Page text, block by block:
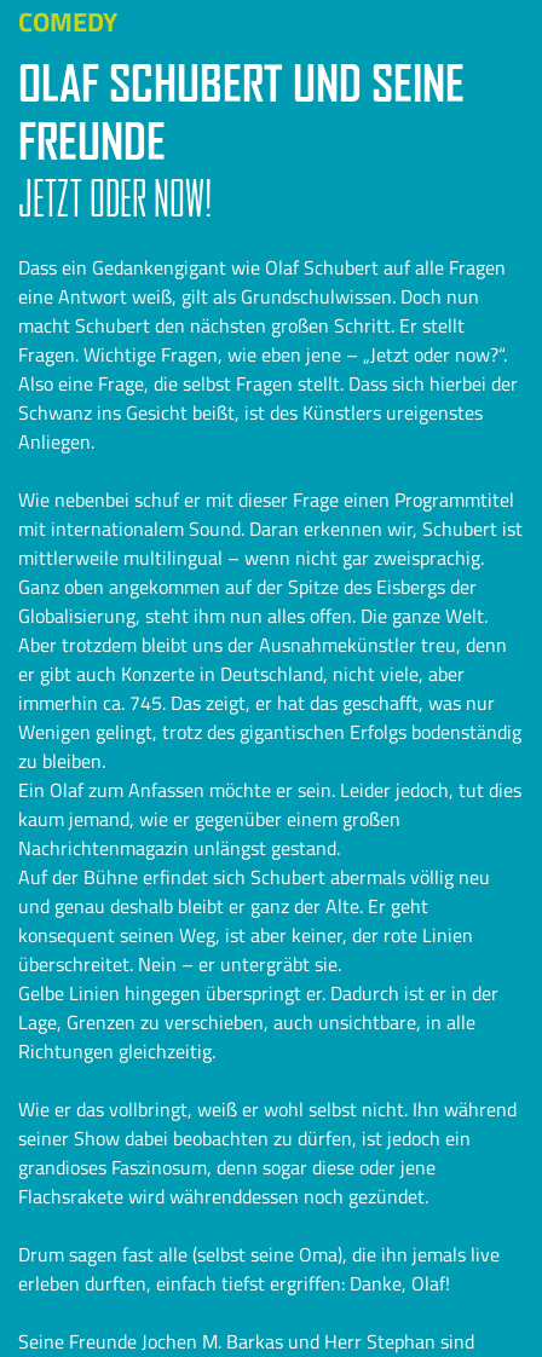
COMEDY
OLAF SCHUBERT UND SEINE
FREUNDE
JETZT ODER NOW!
Dass ein Gedankengigant wie Olaf Schubert auf alle Fragen
eine Antwort weiß, gilt als Grundschulwissen. Doch nun
macht Schubert den nächsten großen Schritt. Er stellt
Fragen. Wichtige Fragen, wie eben jene – „Jetzt oder now?“.
Also eine Frage, die selbst Fragen stellt. Dass sich hierbei der
Schwanz ins Gesicht beißt, ist des Künstlers ureigenstes
Anliegen.
Wie nebenbei schuf er mit dieser Frage einen Programmtitel
mit internationalem Sound. Daran erkennen wir, Schubert ist
mittlerweile multilingual – wenn nicht gar zweisprachig.
Ganz oben angekommen auf der Spitze des Eisbergs der
Globalisierung, steht ihm nun alles offen. Die ganze Welt.
Aber trotzdem bleibt uns der Ausnahmekünstler treu, denn
er gibt auch Konzerte in Deutschland, nicht viele, aber
immerhin ca. 745. Das zeigt, er hat das geschafft, was nur
Wenigen gelingt, trotz des gigantischen Erfolgs bodenständig
zu bleiben.
Ein Olaf zum Anfassen möchte er sein. Leider jedoch, tut dies
kaum jemand, wie er gegenüber einem großen
Nachrichtenmagazin unlängst gestand.
Auf der Bühne erfindet sich Schubert abermals völlig neu
und genau deshalb bleibt er ganz der Alte. Er geht
konsequent seinen Weg, ist aber keiner, der rote Linien
überschreitet. Nein – er untergräbt sie.
Gelbe Linien hingegen überspringt er. Dadurch ist er in der
Lage, Grenzen zu verschieben, auch unsichtbare, in alle
Richtungen gleichzeitig.
Wie er das vollbringt, weiß er wohl selbst nicht. Ihn während
seiner Show dabei beobachten zu dürfen, ist jedoch ein
grandioses Faszinosum, denn sogar diese oder jene
Flachsrakete wird währenddessen noch gezündet.
Drum sagen fast alle (selbst seine Oma), die ihn jemals live
erleben durften, einfach tiefst ergriffen: Danke, Olaf!
Seine Freunde Jochen M. Barkas und Herr Stephan sind